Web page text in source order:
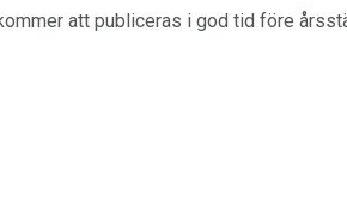
att publiceras i god tid före